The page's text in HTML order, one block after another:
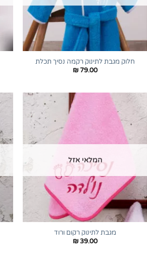
+
חלוק מגבת לתינוק רקמה נסיך תכלת
₪79.00
המלאי אזל
מגבת לתינוק רקום ורוד
₪39.00